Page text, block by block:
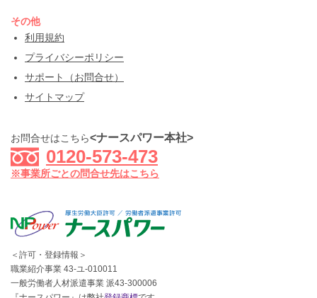
その他
利用規約
プライバシーポリシー
サポート（お問合せ）
サイトマップ
お問合せはこちら<ナースパワー本社>
0120-573-473
※事業所ごとの問合せ先はこちら
＜許可・登録情報＞
職業紹介事業 43-ユ-010011
一般労働者人材派遣事業 派43-300006